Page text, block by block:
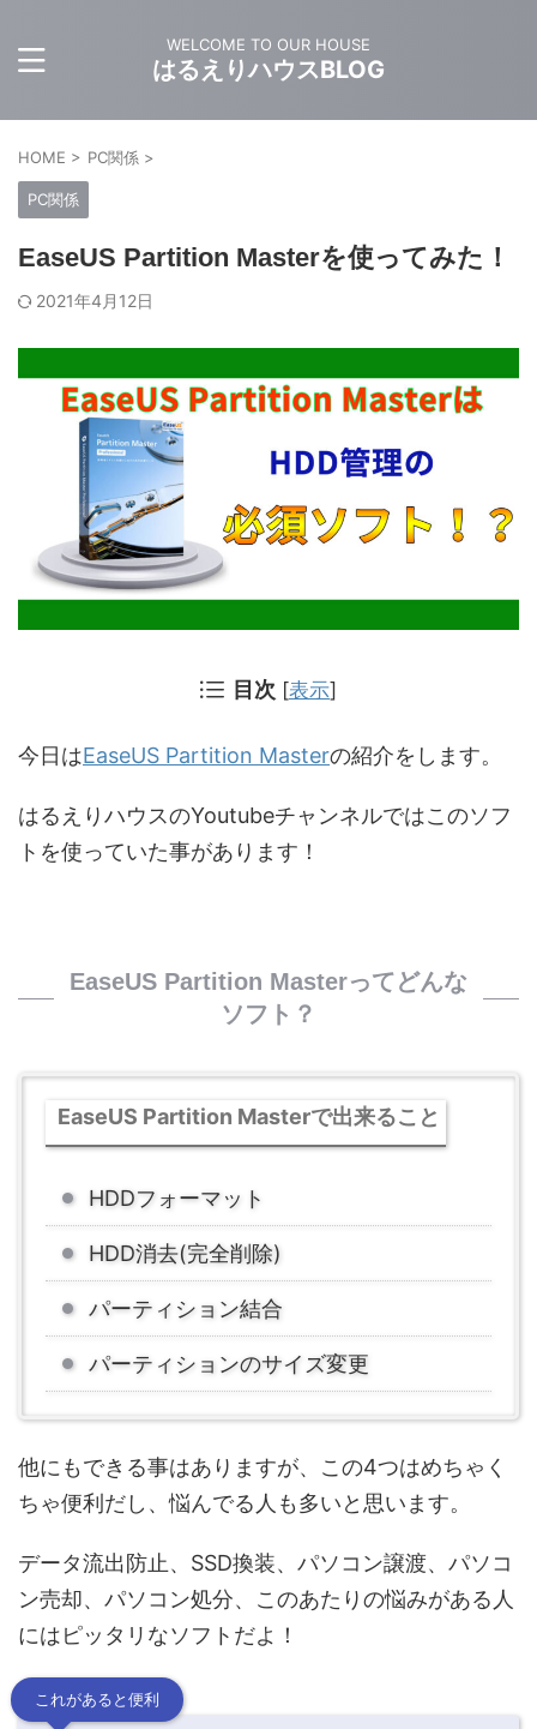
WELCOME TO OUR HOUSE
はるえりハウスBLOG
HOME > PC関係 >
PC関係
EaseUS Partition Masterを使ってみた！
2021年4月12日
目次 [表示]
今日はEaseUS Partition Masterの紹介をします。
はるえりハウスのYoutubeチャンネルではこのソフ
トを使っていた事があります！
EaseUS Partition Masterってどんな
ソフト？
EaseUS Partition Masterで出来ること
HDDフォーマット
HDD消去(完全削除)
パーティション結合
パーティションのサイズ変更
他にもできる事はありますが、この4つはめちゃく
ちゃ便利だし、悩んでる人も多いと思います。
データ流出防止、SSD換装、パソコン譲渡、パソコ
ン売却、パソコン処分、このあたりの悩みがある人
にはピッタリなソフトだよ！
これがあると便利